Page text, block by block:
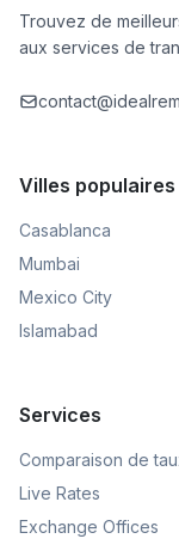
Trouvez de
aux services de
Villes populaires
Casablanca
Mumbai
Mexico City
Islamabad
Services
Comparaison de
Live Rates
Exchange Offices